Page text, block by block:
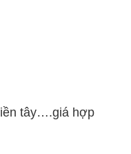
tây….giá hợp